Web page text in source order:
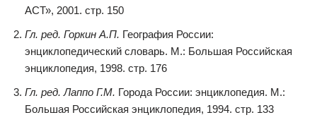
АСТ», 2001. стр. 150
Гл. ред. Горкин А.П. География России:
энциклопедический словарь. М.: Большая Российская
энциклопедия, 1998. стр. 176
Гл. ред. Лаппо Г.М. Города России: энциклопедия. М.:
Большая Российская энциклопедия, 1994. стр. 133